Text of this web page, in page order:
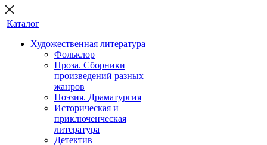
Каталог
Художественная литература
Фольклор
Проза. Сборники
произведений разных
жанров
Поэзия. Драматургия
Историческая и
приключенческая
литература
Детектив